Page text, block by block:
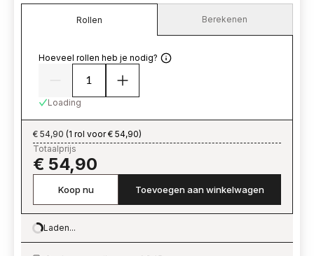
Rollen Berekenen
Hoeveel rollen heb je nodig?
Loading
€ 54,90 (1 rol voor € 54,90)
Totaalprijs
€ 54,90
Koop nu Toevoegen aan winkelwagen
Loading…
Laden...